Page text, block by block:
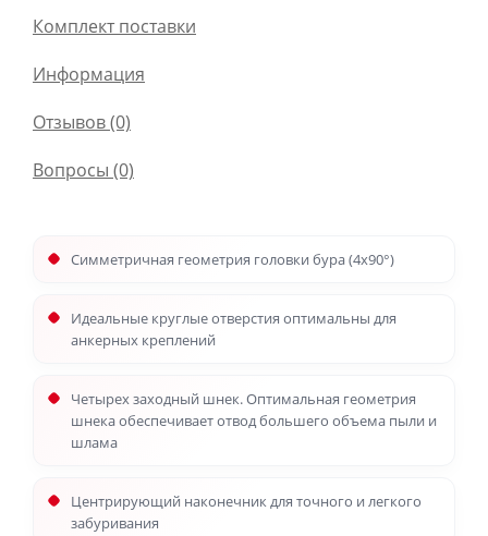
Комплект поставки
Информация
Отзывов (0)
Вопросы (0)
Симметричная геометрия головки бура (4x90°)
Идеальные круглые отверстия оптимальны для
анкерных креплений
Четырех заходный шнек. Оптимальная геометрия
шнека обеспечивает отвод большего объема пыли и
шлама
Центрирующий наконечник для точного и легкого
забуривания